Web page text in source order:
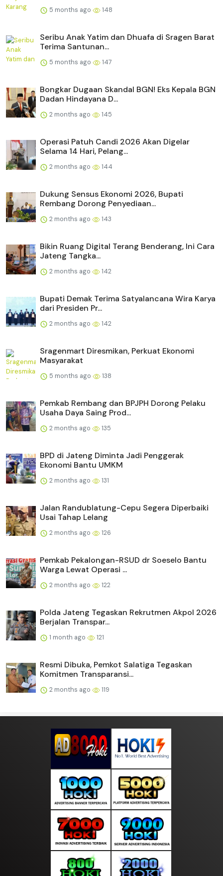
5 months ago 148
Seribu Anak Yatim dan Dhuafa di Sragen Barat
Terima Santunan...
5 months ago 147
Bongkar Dugaan Skandal BGN! Eks Kepala BGN
Dadan Hindayana D...
2 months ago 145
Operasi Patuh Candi 2026 Akan Digelar
Selama 14 Hari, Pelang...
2 months ago 144
Dukung Sensus Ekonomi 2026, Bupati
Rembang Dorong Penyediaan...
2 months ago 143
Bikin Ruang Digital Terang Benderang, Ini Cara
Jateng Tangka...
2 months ago 142
Bupati Demak Terima Satyalancana Wira Karya
dari Presiden Pr...
2 months ago 142
Sragenmart Diresmikan, Perkuat Ekonomi
Masyarakat
5 months ago 138
Pemkab Rembang dan BPJPH Dorong Pelaku
Usaha Daya Saing Prod...
2 months ago 135
BPD di Jateng Diminta Jadi Penggerak
Ekonomi Bantu UMKM
2 months ago 131
Jalan Randublatung-Cepu Segera Diperbaiki
Usai Tahap Lelang
2 months ago 126
Pemkab Pekalongan-RSUD dr Soeselo Bantu
Warga Lewat Operasi ...
2 months ago 122
Polda Jateng Tegaskan Rekrutmen Akpol 2026
Berjalan Transpar...
1 month ago 121
Resmi Dibuka, Pemkot Salatiga Tegaskan
Komitmen Transparansi...
2 months ago 119